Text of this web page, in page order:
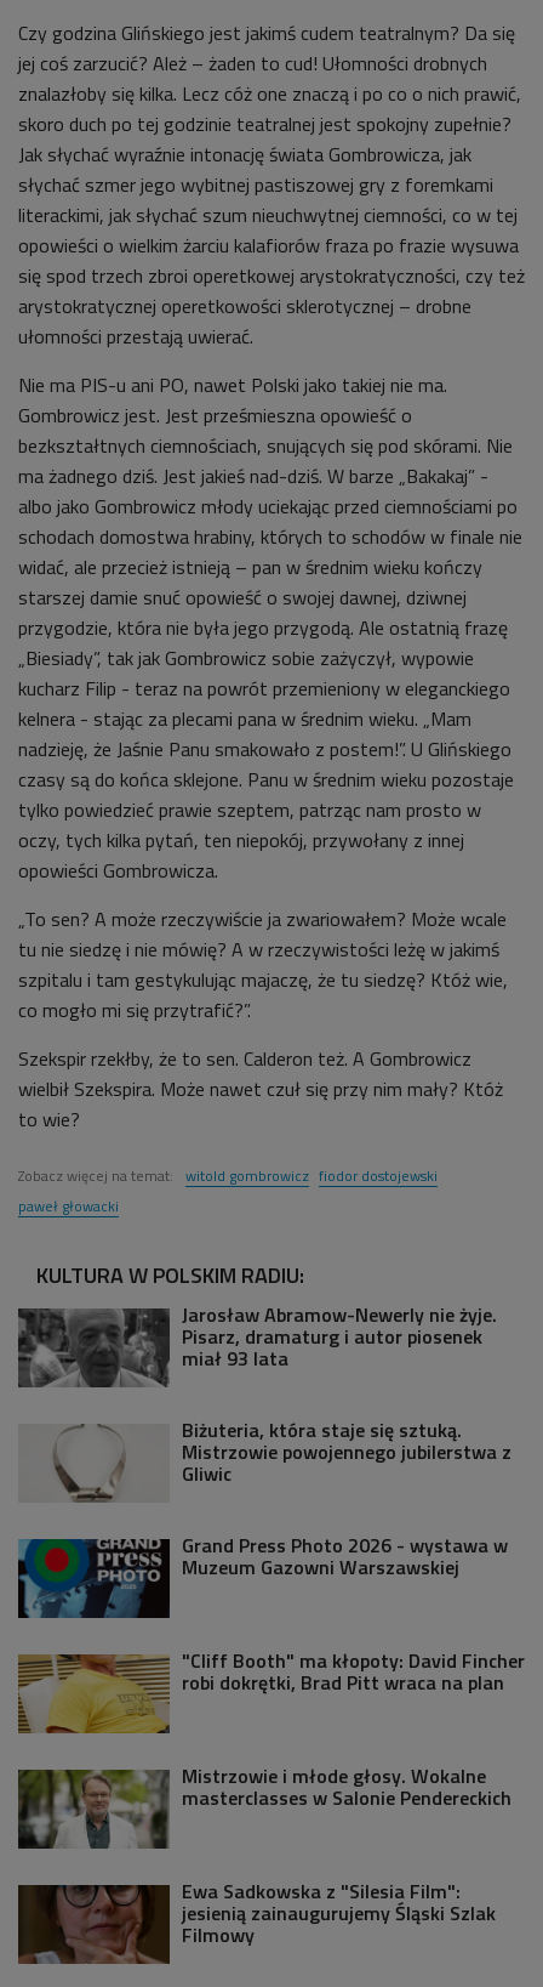
Czy godzina Glińskiego jest jakimś cudem teatralnym? Da się
jej coś zarzucić? Ależ – żaden to cud! Ułomności drobnych
znalazłoby się kilka. Lecz cóż one znaczą i po co o nich prawić,
skoro duch po tej godzinie teatralnej jest spokojny zupełnie?
Jak słychać wyraźnie intonację świata Gombrowicza, jak
słychać szmer jego wybitnej pastiszowej gry z foremkami
literackimi, jak słychać szum nieuchwytnej ciemności, co w tej
opowieści o wielkim żarciu kalafiorów fraza po frazie wysuwa
się spod trzech zbroi operetkowej arystokratyczności, czy też
arystokratycznej operetkowości sklerotycznej – drobne
ułomności przestają uwierać.
Nie ma PIS-u ani PO, nawet Polski jako takiej nie ma.
Gombrowicz jest. Jest prześmieszna opowieść o
bezkształtnych ciemnościach, snujących się pod skórami. Nie
ma żadnego dziś. Jest jakieś nad-dziś. W barze „Bakakaj” -
albo jako Gombrowicz młody uciekając przed ciemnościami po
schodach domostwa hrabiny, których to schodów w finale nie
widać, ale przecież istnieją – pan w średnim wieku kończy
starszej damie snuć opowieść o swojej dawnej, dziwnej
przygodzie, która nie była jego przygodą. Ale ostatnią frazę
„Biesiady”, tak jak Gombrowicz sobie zażyczył, wypowie
kucharz Filip - teraz na powrót przemieniony w eleganckiego
kelnera - stając za plecami pana w średnim wieku. „Mam
nadzieję, że Jaśnie Panu smakowało z postem!”. U Glińskiego
czasy są do końca sklejone. Panu w średnim wieku pozostaje
tylko powiedzieć prawie szeptem, patrząc nam prosto w
oczy, tych kilka pytań, ten niepokój, przywołany z innej
opowieści Gombrowicza.
„To sen? A może rzeczywiście ja zwariowałem? Może wcale
tu nie siedzę i nie mówię? A w rzeczywistości leżę w jakimś
szpitalu i tam gestykulując majaczę, że tu siedzę? Któż wie,
co mogło mi się przytrafić?”.
Szekspir rzekłby, że to sen. Calderon też. A Gombrowicz
wielbił Szekspira. Może nawet czuł się przy nim mały? Któż
to wie?
Zobacz więcej na temat: witold gombrowicz fiodor dostojewski
paweł głowacki
KULTURA W POLSKIM RADIU:
Jarosław Abramow-Newerly nie żyje.
Pisarz, dramaturg i autor piosenek
miał 93 lata
Biżuteria, która staje się sztuką.
Mistrzowie powojennego jubilerstwa z
Gliwic
Grand Press Photo 2026 - wystawa w
Muzeum Gazowni Warszawskiej
"Cliff Booth" ma kłopoty: David Fincher
robi dokrętki, Brad Pitt wraca na plan
Mistrzowie i młode głosy. Wokalne
masterclasses w Salonie Pendereckich
Ewa Sadkowska z "Silesia Film":
jesienią zainaugurujemy Śląski Szlak
Filmowy